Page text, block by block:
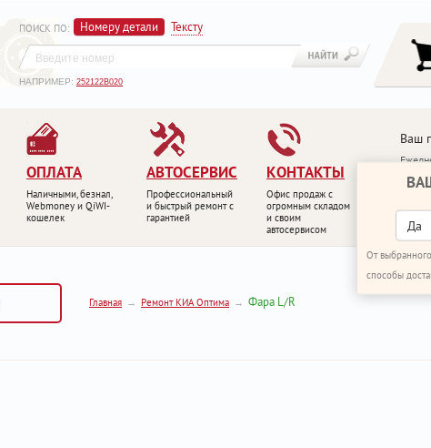
ПОИСК ПО: Номеру детали Тексту
НАПРИМЕР: 252122B020
ОПЛАТА
Наличными, безнал,
Webmoney и QiWI-
кошелек
АВТОСЕРВИС
Профессиональный
и быстрый ремонт с
гарантией
КОНТАКТЫ
Офис продаж с
огромным складом
и своим
автосервисом
Ваш
Да
От
способы
+7
Главная Ремонт КИА Оптима Фара L/R